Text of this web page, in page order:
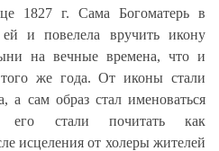
1827 г. Сама Богоматерь в
и повелела вручить икону
на вечные времена, что и
же года. От иконы стали
а сам образ стал именоваться
его стали почитать как
исцеления от холеры жителей